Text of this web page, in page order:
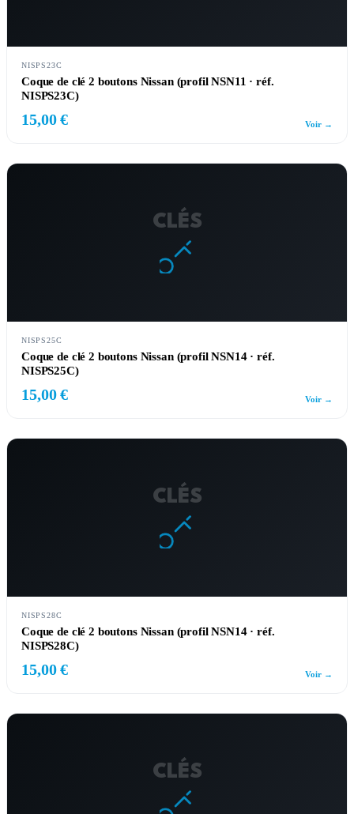
NISPS23C
Coque de clé 2 boutons Nissan (profil NSN11 · réf.
NISPS23C)
15,00 € Voir →
CLÉS
NISPS25C
Coque de clé 2 boutons Nissan (profil NSN14 · réf.
NISPS25C)
15,00 € Voir →
CLÉS
NISPS28C
Coque de clé 2 boutons Nissan (profil NSN14 · réf.
NISPS28C)
15,00 € Voir →
CLÉS